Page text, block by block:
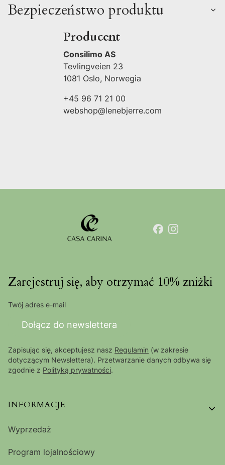
Bezpieczeństwo produktu
Producent
Consilimo AS
Tevlingveien 23
1081 Oslo, Norwegia
+45 96 71 21 00
webshop@lenebjerre.com
Zarejestruj się, aby otrzymać 10% zniżki
Twój adres e-mail
Dołącz do newslettera
Zapisując się, akceptujesz nasz Regulamin (w zakresie
dotyczącym Newslettera). Przetwarzanie danych odbywa się
zgodnie z Polityką prywatności.
Linki w stopce
INFORMACJE
Wyprzedaż
Program lojalnościowy